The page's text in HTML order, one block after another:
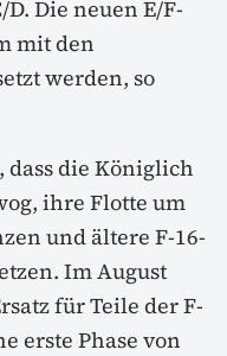
Die neuen E/F-
mit den
werden, so
, dass die Königlich
ihre Flotte um
und ältere F-16-
Im August
für Teile der F-
erste Phase von